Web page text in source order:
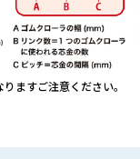
ますご注意ください。